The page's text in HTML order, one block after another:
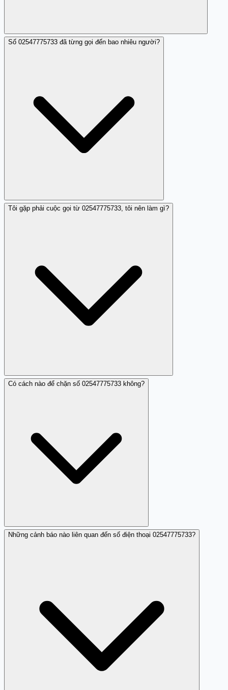
Bạn có thể tra cứu số điện thoại trên Trang Trắng hoặc
Số 02547775733 đã từng gọi đến bao nhiêu người?
Rất nhiều người đã báo cáo về số này với hành vi nhá
Tôi gặp phải cuộc gọi từ 02547775733, tôi nên làm gì?
Hãy không gọi lại và có thể báo cáo cho các cơ quan
Có cách nào để chặn số 02547775733 không?
Bạn có thể chặn số này trực tiếp trên điện thoại của bạn.
Những cảnh báo nào liên quan đến số điện thoại 02547775733?